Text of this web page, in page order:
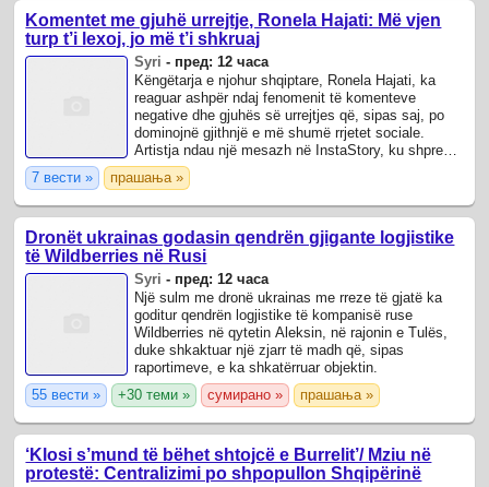
Komentet me gjuhë urrejtje, Ronela Hajati: Më vjen
turp t’i lexoj, jo më t’i shkruaj
Syri - пред: 12 часа
Këngëtarja e njohur shqiptare, Ronela Hajati, ka
reaguar ashpër ndaj fenomenit të komenteve
negative dhe gjuhës së urrejtjes që, sipas saj, po
dominojnë gjithnjë e më shumë rrjetet sociale.
Artistja ndau një mesazh në InstaStory, ku shprehu
hapur zhgënjimin për nivelin e ...
7 вести » прашања »
Dronët ukrainas godasin qendrën gjigante logjistike
të Wildberries në Rusi
Syri - пред: 12 часа
Një sulm me dronë ukrainas me rreze të gjatë ka
goditur qendrën logjistike të kompanisë ruse
Wildberries në qytetin Aleksin, në rajonin e Tulës,
duke shkaktuar një zjarr të madh që, sipas
raportimeve, e ka shkatërruar objektin.
55 вести »
+30 теми » сумирано » прашања »
‘Klosi s’mund të bëhet shtojcë e Burrelit’/ Mziu në
protestë: Centralizimi po shpopullon Shqipërinë